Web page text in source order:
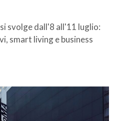
svolge dall'8 all'11 luglio:
smart living e business